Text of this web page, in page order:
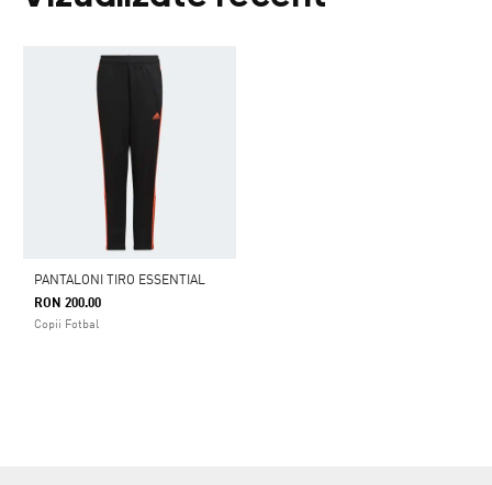
PANTALONI TIRO ESSENTIAL
RON 200.00
Copii Fotbal